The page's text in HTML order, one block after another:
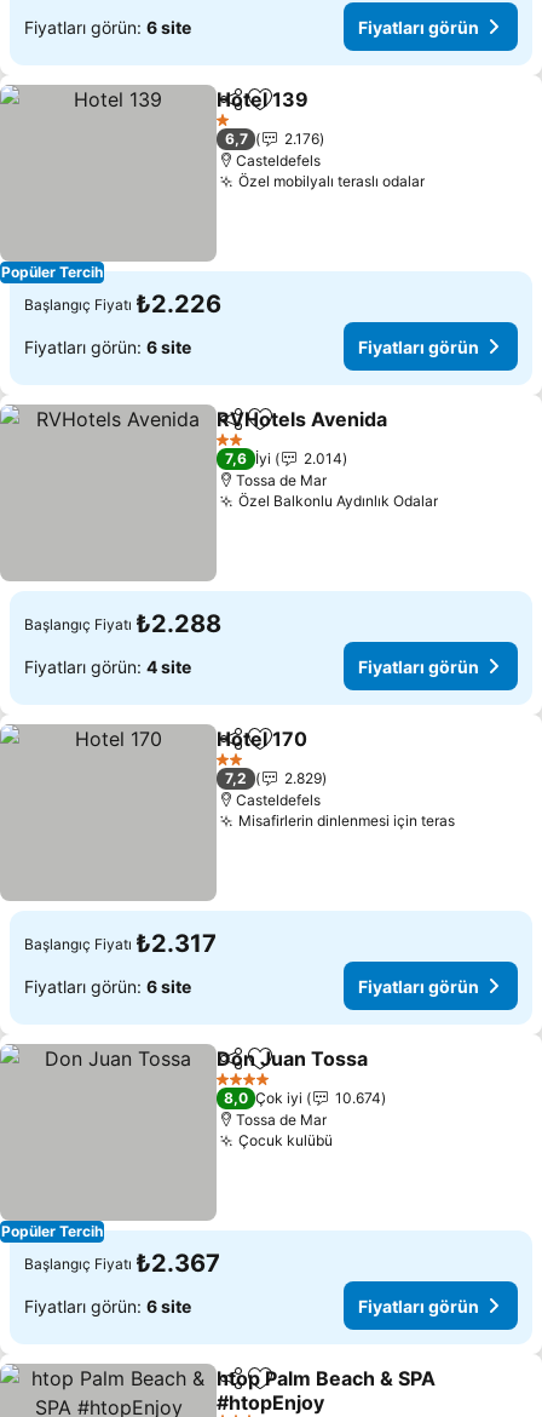
Fiyatları görün: 6 site Fiyatları görün
Popüler Tercih
PaylaşFavorilerime ekle
Hotel 139
1 Yıldız
6,7
2.176
Casteldefels
Özel mobilyalı teraslı odalarFiyatları
Başlangıç Fiyatı ₺2.226
Fiyatları görün: 6 site Fiyatları görün
PaylaşFavorilerime ekle
RVHotels Avenida
2 Yıldız
7,6 İyi
2.014
Tossa de Mar
Özel Balkonlu Aydınlık OdalarFiyatları
Başlangıç Fiyatı ₺2.288
Fiyatları görün: 4 site Fiyatları görün
PaylaşFavorilerime ekle
Hotel 170
2 Yıldız
7,2
2.829
Casteldefels
Misafirlerin dinlenmesi için terasFiyatları
Başlangıç Fiyatı ₺2.317
Fiyatları görün: 6 site Fiyatları görün
Popüler Tercih
PaylaşFavorilerime ekle
Don Juan Tossa
4 Yıldız
8,0 Çok iyi
10.674
Tossa de Mar
Çocuk kulübü
Başlangıç Fiyatı ₺2.367
Fiyatları görün: 6 site Fiyatları görün
PaylaşFavorilerime ekle
htop Palm Beach & SPA
#htopEnjoy